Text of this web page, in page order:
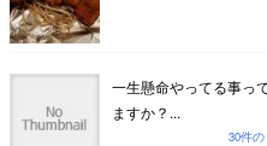
一生懸命やってる事っ
ますか？...
30件